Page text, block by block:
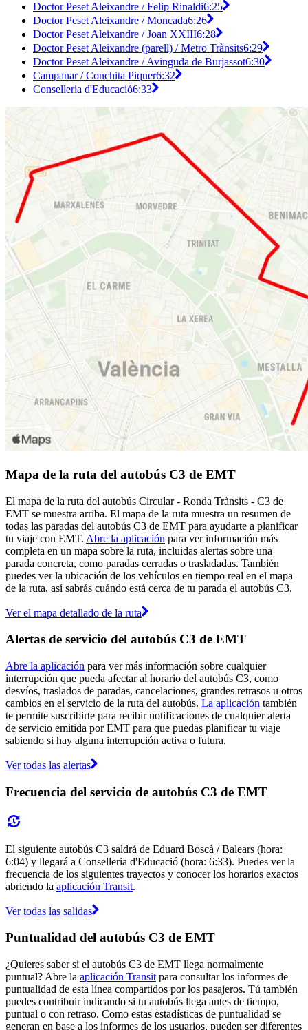
Doctor Peset Aleixandre / Felip Rinaldi6:25
Doctor Peset Aleixandre / Moncada6:26
Doctor Peset Aleixandre / Joan XXIII6:28
Doctor Peset Aleixandre (parell) / Metro Trànsits6:29
Doctor Peset Aleixandre / Avinguda de Burjassot6:30
Campanar / Conchita Piquer6:32
Conselleria d'Educació6:33
Mapa de la ruta del autobús C3 de EMT
El mapa de la ruta del autobús Circular - Ronda Trànsits - C3 de
EMT se muestra arriba. El mapa de la ruta muestra un resumen de
todas las paradas del autobús C3 de EMT para ayudarte a planificar
tu viaje con EMT. Abre la aplicación para ver información más
completa en un mapa sobre la ruta, incluidas alertas sobre una
parada concreta, como paradas cerradas o trasladadas. También
puedes ver la ubicación de los vehículos en tiempo real en el mapa
de la ruta, así sabrás cuándo está cerca de tu parada el autobús C3.
Ver el mapa detallado de la ruta
Alertas de servicio del autobús C3 de EMT
Abre la aplicación para ver más información sobre cualquier
interrupción que pueda afectar al horario del autobús C3, como
desvíos, traslados de paradas, cancelaciones, grandes retrasos u otros
cambios en el servicio de la ruta del autobús. La aplicación también
te permite suscribirte para recibir notificaciones de cualquier alerta
de servicio emitida por EMT para que puedas planificar tu viaje
sabiendo si hay alguna interrupción activa o futura.
Ver todas las alertas
Frecuencia del servicio de autobús C3 de EMT
El siguiente autobús C3 saldrá de Eduard Boscà / Balears (hora:
6:04) y llegará a Conselleria d'Educació (hora: 6:33). Puedes ver la
frecuencia de los siguientes trayectos y conocer los horarios exactos
abriendo la aplicación Transit.
Ver todas las salidas
Puntualidad del autobús C3 de EMT
¿Quieres saber si el autobús C3 de EMT llega normalmente
puntual? Abre la aplicación Transit para consultar los informes de
puntualidad de esta línea compartidos por los pasajeros. Tú también
puedes contribuir indicando si tu autobús llega antes de tiempo,
puntual o con retraso. Como estas estadísticas de puntualidad se
generan en base a los informes de los usuarios, pueden ser diferentes